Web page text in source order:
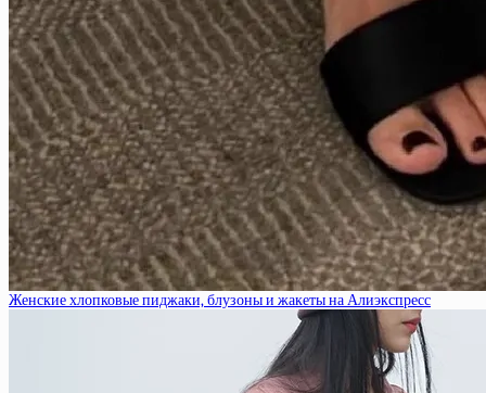
Женские хлопковые пиджаки, блузоны и жакеты на Алиэкспресс